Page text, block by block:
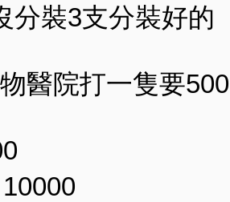
分裝3支分裝好的
醫院打一隻要